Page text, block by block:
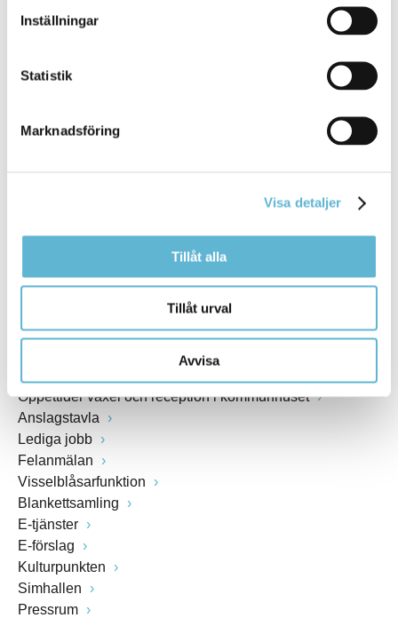
Inställningar
Statistik
Marknadsföring
Visa detaljer
Tillåt alla
Tillåt urval
Avvisa
Kommunhuset, Storgatan 48
Box 18, 295 21 Bromölla
Fax: 0456-82 22 00
Öppettider växel och reception i kommunhuset
Anslagstavla
Lediga jobb
Felanmälan
Visselblåsarfunktion
Blankettsamling
E-tjänster
E-förslag
Kulturpunkten
Simhallen
Pressrum